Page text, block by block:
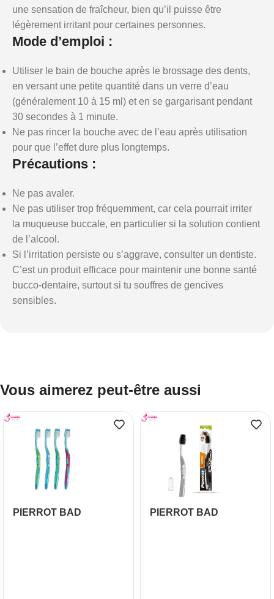
une sensation de fraîcheur, bien qu’il puisse être
légèrement irritant pour certaines personnes.
Mode d’emploi :
Utiliser le bain de bouche après le brossage des dents,
en versant une petite quantité dans un verre d’eau
(généralement 10 à 15 ml) et en se gargarisant pendant
30 secondes à 1 minute.
Ne pas rincer la bouche avec de l’eau après utilisation
pour que l’effet dure plus longtemps.
Précautions :
Ne pas avaler.
Ne pas utiliser trop fréquemment, car cela pourrait irriter
la muqueuse buccale, en particulier si la solution contient
de l’alcool.
Si l’irritation persiste ou s’aggrave, consulter un dentiste.
C’est un produit efficace pour maintenir une bonne santé
bucco-dentaire, surtout si tu souffres de gencives
sensibles.
Vous aimerez peut-être aussi
PIERROT BAD
PIERROT BAD